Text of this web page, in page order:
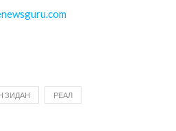
ЗИДАН РЕАЛ